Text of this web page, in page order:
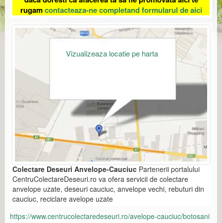
rugamcontacteaza-ne completand formularul de aici
Vizualizeaza locatie pe harta
Colectare Deseuri Anvelope-Cauciuc Partenerii portalului
CentruColectareDeseuri.ro va ofera servicii de colectare
anvelope uzate, deseuri cauciuc, anvelope vechi, rebuturi din
cauciuc, reciclare avelope uzate
https://www.centrucolectaredeseuri.ro/avelope-cauciuc/botosani